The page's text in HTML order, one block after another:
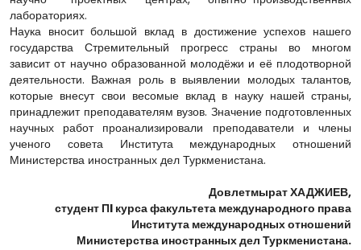
лабораториях.
Наука вносит большой вклад в достижение успехов нашего
государства Стремительный прогресс страны во многом
зависит от научно образованной молодёжи и её плодотворной
деятельности. Важная роль в выявлении молодых талантов,
которые внесут свои весомые вклад в науку нашей страны,
принадлежит преподавателям вузов. Значение подготовленных
научных работ проанализировали преподаватели и члены
ученого совета Института международных отношений
Министерства иностранных дел Туркменистана.
Довлетмырат ХАДЖИЕВ,
студент ПI курса факультета международного права
Института международных отношений
Министерства иностранных дел Туркменистана.